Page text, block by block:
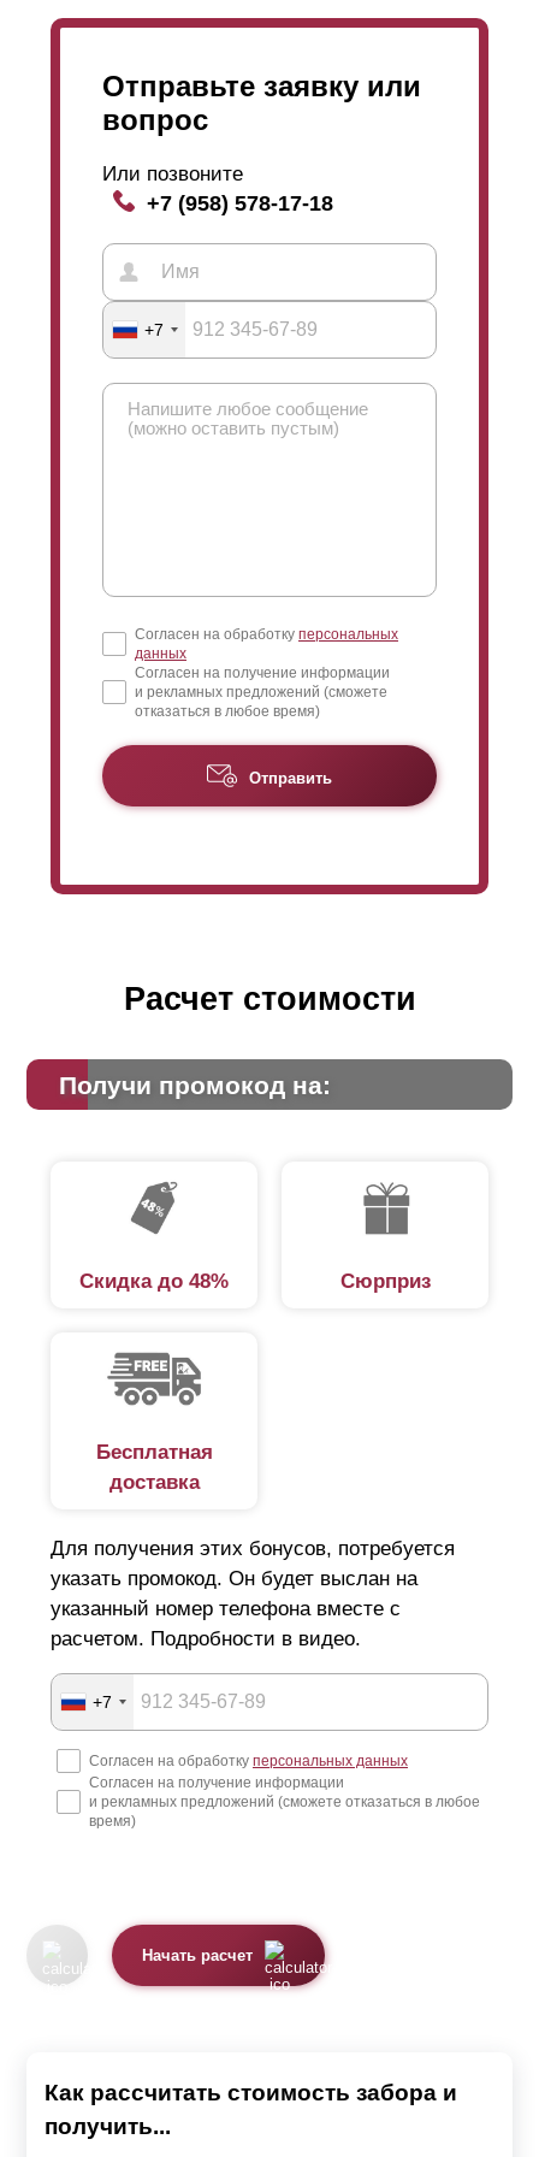
Отправьте заявку или
вопрос
Или позвоните
+7 (958) 578-17-18
+7
Согласен на обработку персональных
данных
Согласен на получение информации
и рекламных предложений (сможете
отказаться в любое время)
Отправить
Расчет стоимости
Получи промокод на:
Скидка до 48% Сюрприз
Бесплатная
доставка
Для получения этих бонусов, потребуется
указать промокод. Он будет выслан на
указанный номер телефона вместе с
расчетом. Подробности в видео.
+7
Согласен на обработку персональных данных
Согласен на получение информации
и рекламных предложений (сможете отказаться в любое
время)
Начать расчет
Как рассчитать стоимость забора и
получить...